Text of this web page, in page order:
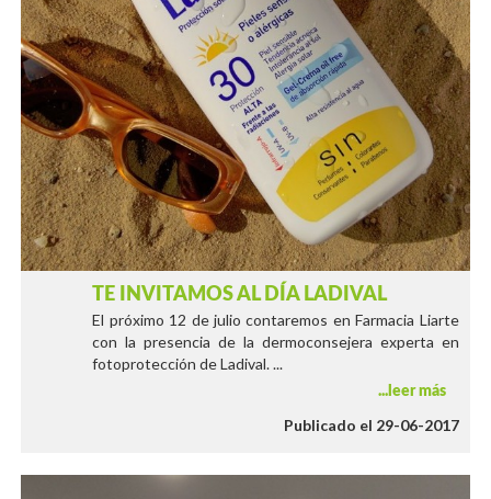
TE INVITAMOS AL DÍA LADIVAL
El próximo 12 de julio contaremos en Farmacia Liarte
con la presencia de la dermoconsejera experta en
fotoprotección de Ladival. ...
leer más
Publicado el 29-06-2017